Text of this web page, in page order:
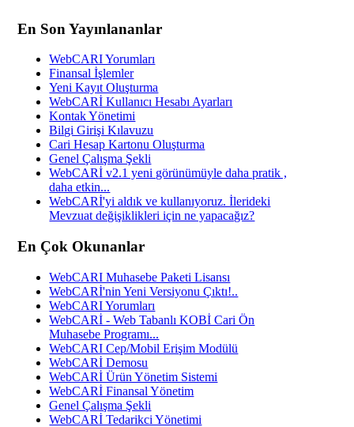
En Son Yayınlananlar
WebCARI Yorumları
Finansal İşlemler
Yeni Kayıt Oluşturma
WebCARİ Kullanıcı Hesabı Ayarları
Kontak Yönetimi
Bilgi Girişi Kılavuzu
Cari Hesap Kartonu Oluşturma
Genel Çalışma Şekli
WebCARİ v2.1 yeni görünümüyle daha pratik ,
daha etkin...
WebCARİ'yi aldık ve kullanıyoruz. İlerideki
Mevzuat değişiklikleri için ne yapacağız?
En Çok Okunanlar
WebCARI Muhasebe Paketi Lisansı
WebCARİ'nin Yeni Versiyonu Çıktı!..
WebCARI Yorumları
WebCARİ - Web Tabanlı KOBİ Cari Ön
Muhasebe Programı...
WebCARI Cep/Mobil Erişim Modülü
WebCARİ Demosu
WebCARİ Ürün Yönetim Sistemi
WebCARİ Finansal Yönetim
Genel Çalışma Şekli
WebCARİ Tedarikci Yönetimi